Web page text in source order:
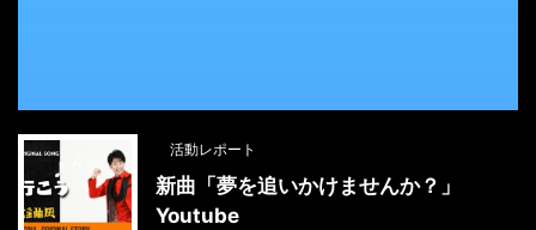
活動レポート
新曲「夢を追いかけませんか？」
Youtube